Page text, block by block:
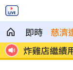
即時 慈濟
蓋
老農50萬現
淚